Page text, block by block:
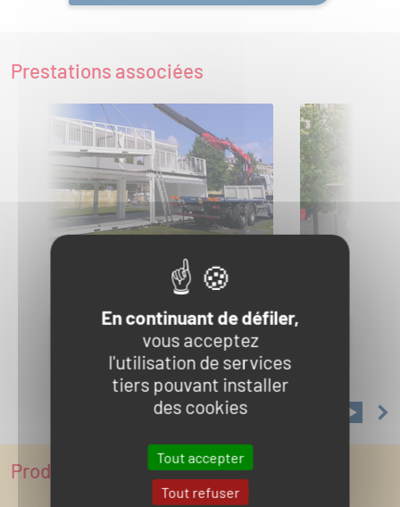
Prestations associées
AJOUTER A MA DEMANDE
Produits complémentaires
En continuant de défiler,
vous acceptez
l'utilisation de services
tiers pouvant installer
des cookies
Tout accepter
Tout refuser